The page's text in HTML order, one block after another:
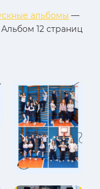
альбомы —
Альбом 12 страниц